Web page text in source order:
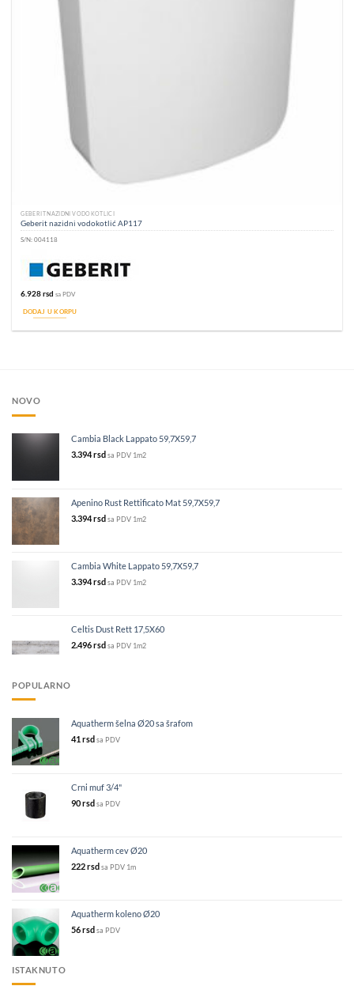
GEBERIT NAZIDNI VODOKOTLIĆI
Geberit nazidni vodokotlić AP117
S/N:004118
6.928rsd sa PDV
DODAJ U KORPU
NOVO
Cambia Black Lappato 59,7X59,7
3.394rsdsa PDV 1m2
Apenino Rust Rettificato Mat 59,7X59,7
3.394rsdsa PDV 1m2
Cambia White Lappato 59,7X59,7
3.394rsdsa PDV 1m2
Celtis Dust Rett 17,5X60
2.496rsdsa PDV 1m2
POPULARNO
Aquatherm šelna Ø20 sa šrafom
41 rsdsa PDV
Crni muf 3/4"
90rsdsa PDV
Aquatherm cev Ø20
222rsdsa PDV 1m
Aquatherm koleno Ø20
56rsdsa PDV
ISTAKNUTO